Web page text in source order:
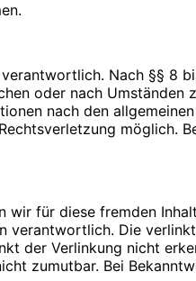
für den Nutzer
Interesse für diese
Punkt behandelt).
von Cookies
beim Schließen des
wenn Sie entsprechende
Nach §§ 8
oder nach Umständen
nach den
möglich.
wir für diese fremden
verantwortlich. Die
der Verlinkung nicht
zumutbar. Bei